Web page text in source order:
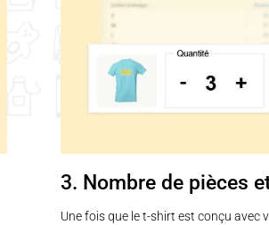
3. Nombre de pièces
Une fois que le t-shirt est conçu avec